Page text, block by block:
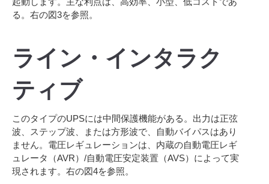
る。右の図3を参照。
ライン・インタラク
ティブ
このタイプのUPSには中間保護機能がある。出力は正弦
波、ステップ波、または方形波で、自動バイパスはあり
ません。電圧レギュレーションは、内蔵の自動電圧レギ
ュレータ（AVR）/自動電圧安定装置（AVS）によって実
現されます。右の図4を参照。